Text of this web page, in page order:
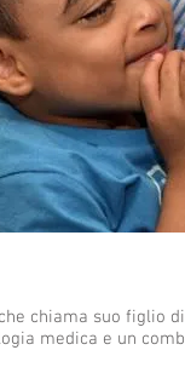
chiama suo figlio
medica e un